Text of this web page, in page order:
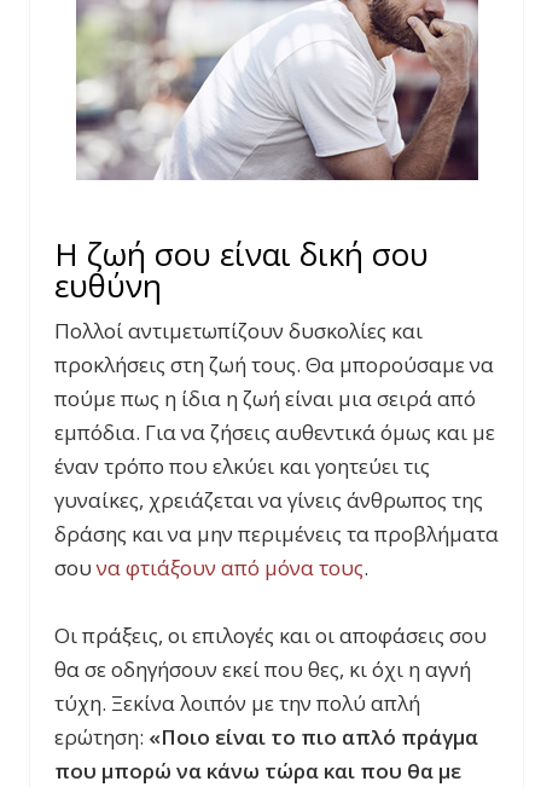
Η ζωή σου είναι δική σου
ευθύνη
Πολλοί αντιμετωπίζουν δυσκολίες και
προκλήσεις στη ζωή τους. Θα μπορούσαμε να
πούμε πως η ίδια η ζωή είναι μια σειρά από
εμπόδια. Για να ζήσεις αυθεντικά όμως και με
έναν τρόπο που ελκύει και γοητεύει τις
γυναίκες, χρειάζεται να γίνεις άνθρωπος της
δράσης και να μην περιμένεις τα προβλήματα
σουνα φτιάξουν από μόνα τους.
Οι πράξεις, οι επιλογές και οι αποφάσεις σου
θα σε οδηγήσουν εκεί που θες, κι όχι η αγνή
τύχη. Ξεκίνα λοιπόν με την πολύ απλή
ερώτηση: «Ποιο είναι το πιο απλό πράγμα
που μπορώ να κάνω τώρα και που θα με